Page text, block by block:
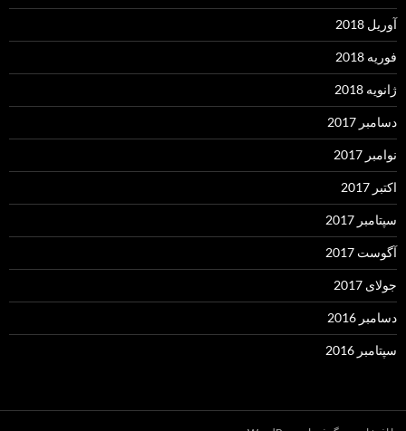
آوریل 2018
فوریه 2018
ژانویه 2018
دسامبر 2017
نوامبر 2017
اکتبر 2017
سپتامبر 2017
آگوست 2017
جولای 2017
دسامبر 2016
سپتامبر 2016